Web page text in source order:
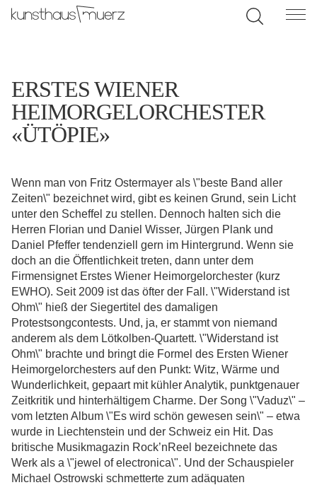
ERSTES WIENER
HEIMORGELORCHESTER
«ÜTÖPIE»
Wenn man von Fritz Ostermayer als \"beste Band aller
Zeiten\" bezeichnet wird, gibt es keinen Grund, sein Licht
unter den Scheffel zu stellen. Dennoch halten sich die
Herren Florian und Daniel Wisser, Jürgen Plank und
Daniel Pfeffer tendenziell gern im Hintergrund. Wenn sie
doch an die Öffentlichkeit treten, dann unter dem
Firmensignet Erstes Wiener Heimorgelorchester (kurz
EWHO). Seit 2009 ist das öfter der Fall. \"Widerstand ist
Ohm\" hieß der Siegertitel des damaligen
Protestsongcontests. Und, ja, er stammt von niemand
anderem als dem Lötkolben-Quartett. \"Widerstand ist
Ohm\" brachte und bringt die Formel des Ersten Wiener
Heimorgelorchesters auf den Punkt: Witz, Wärme und
Wunderlichkeit, gepaart mit kühler Analytik, punktgenauer
Zeitkritik und hinterhältigem Charme. Der Song \"Vaduz\" –
vom letzten Album \"Es wird schön gewesen sein\" – etwa
wurde in Liechtenstein und der Schweiz ein Hit. Das
britische Musikmagazin Rock’nReel bezeichnete das
Werk als a \"jewel of electronica\". Und der Schauspieler
Michael Ostrowski schmetterte zum adäquaten